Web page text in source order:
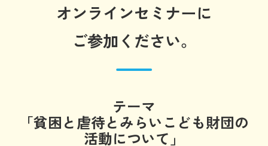
オンラインセミナーに
ご参加ください。
テーマ
「貧困と虐待とみらいこども財団の
活動について」